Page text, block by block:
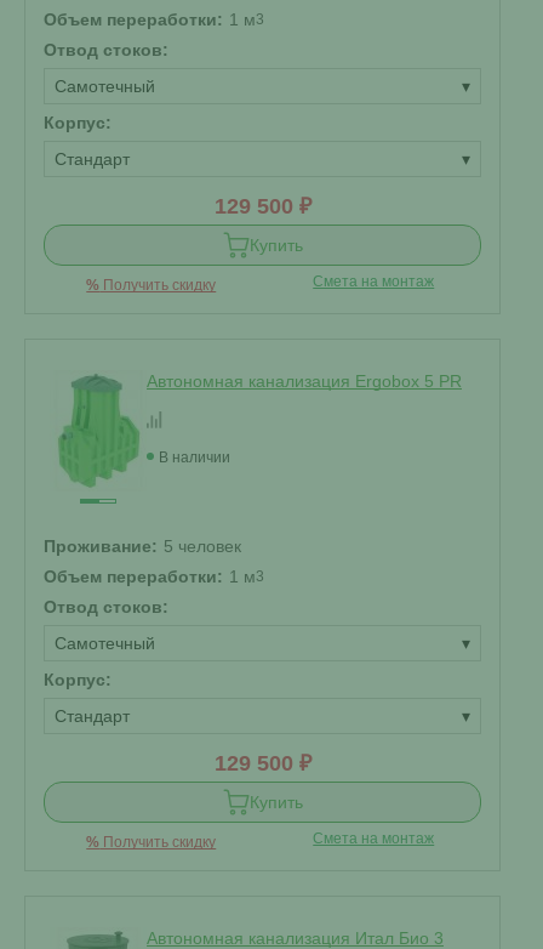
Объем переработки: 1 м3
Отвод стоков:
Самотечный
▾
Корпус:
Стандарт
▾
129 500 ₽
Купить
% Получить скидку Смета на монтаж
Автономная канализация Ergobox 5 PR
В наличии
Проживание: 5 человек
Объем переработки: 1 м3
Отвод стоков:
Самотечный
▾
Корпус:
Стандарт
▾
129 500 ₽
Купить
% Получить скидку Смета на монтаж
Автономная канализация Итал Био 3